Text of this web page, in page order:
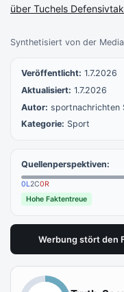
Synthetisiert von der
Veröffentlicht: 1.7.2026
Aktualisiert: 1.7.2026
Autor: sportnachrichten
Kategorie: Sport
Quellenperspektiven:
0L2C0R
Hohe Faktentreue
Werbung stört den
über Tuchels